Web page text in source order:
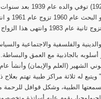
مواليد شبين الكوم -
وتخرج
والدينية والفلسفية والاجتماعية
بالجاذبية مع العمق
له ثلاثة ‏مراكز‏ ‏طبية‏ تهتم بعلاج
الطبية، ‏وشكل‏ ‏قوافل‏